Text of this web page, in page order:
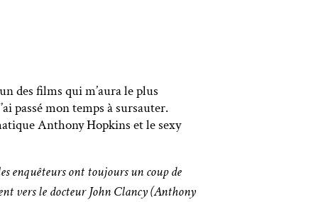
des films qui m’aura le plus
passé mon temps à sursauter.
Anthony Hopkins et le sexy
enquêteurs ont toujours un coup de
vers le docteur John Clancy (Anthony